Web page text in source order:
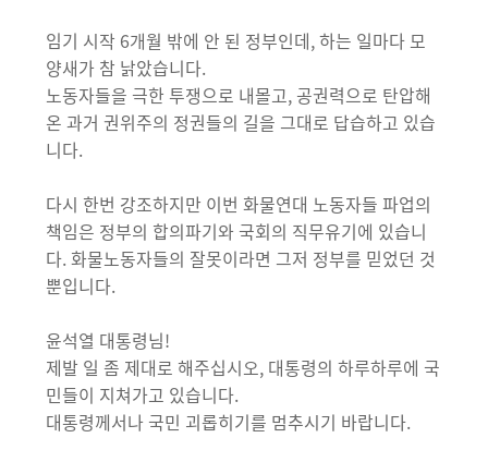
임기 시작 6개월 밖에 안 된 정부인데, 하는 일마다 모
양새가 참 낡았습니다.
노동자들을 극한 투쟁으로 내몰고, 공권력으로 탄압해
온 과거 권위주의 정권들의 길을 그대로 답습하고 있습
니다.
다시 한번 강조하지만 이번 화물연대 노동자들 파업의
책임은 정부의 합의파기와 국회의 직무유기에 있습니
다. 화물노동자들의 잘못이라면 그저 정부를 믿었던 것
뿐입니다.
윤석열 대통령님!
제발 일 좀 제대로 해주십시오, 대통령의 하루하루에 국
민들이 지쳐가고 있습니다.
대통령께서나 국민 괴롭히기를 멈추시기 바랍니다.